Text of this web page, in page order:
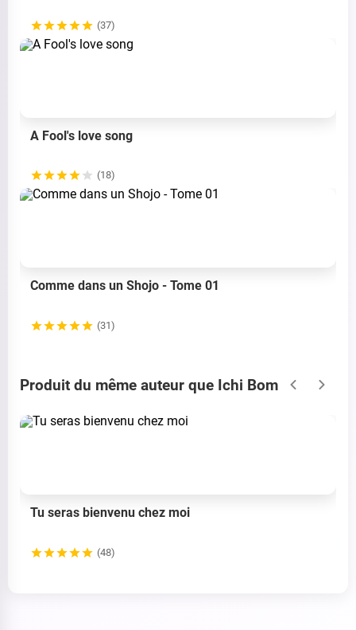
(37)
A Fool's love song
(18)
Comme dans un Shojo - Tome 01
(31)
Produit du même auteur que Ichi Bom
Tu seras bienvenu chez moi
(48)